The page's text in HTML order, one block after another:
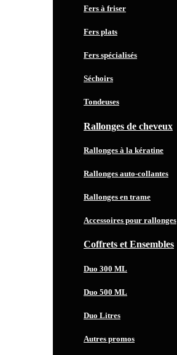
Fers à friser
Fers plats
Fers spécialisés
Séchoirs
Tondeuses
Rallonges de cheveux
Rallonges à la kératine
Rallonges auto-collantes
Rallonges en trame
Accessoires pour rallonges
Coffrets et Ensembles
Duo 300 ML
Duo 500 ML
Duo Litres
Autres promos